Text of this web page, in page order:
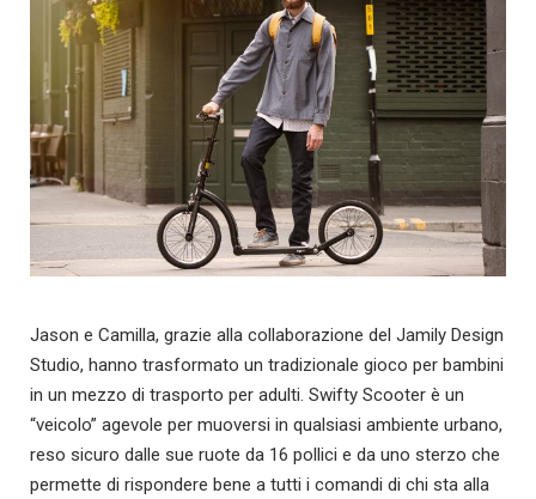
Jason e Camilla, grazie alla collaborazione del Jamily Design
Studio, hanno trasformato un tradizionale gioco per bambini
in un mezzo di trasporto per adulti. Swifty Scooter è un
“veicolo” agevole per muoversi in qualsiasi ambiente urbano,
reso sicuro dalle sue ruote da 16 pollici e da uno sterzo che
permette di rispondere bene a tutti i comandi di chi sta alla